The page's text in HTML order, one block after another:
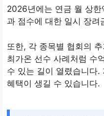
2026년에는 연금 월 상
과 점수에 대한 일시 장려
또한, 각 종목별 협회의
최가온 선수 사례처럼 수
수 있는 길이 열렸습니다.
혜택이 생길 수 있습니다.